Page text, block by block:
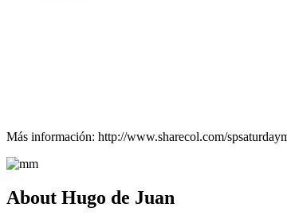
Más información: http://www.sharecol.com/
About Hugo de Juan